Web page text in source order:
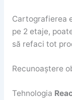
Cartografierea
pe 2 etaje,
să refaci tot
Recunoaștere
Tehnologia